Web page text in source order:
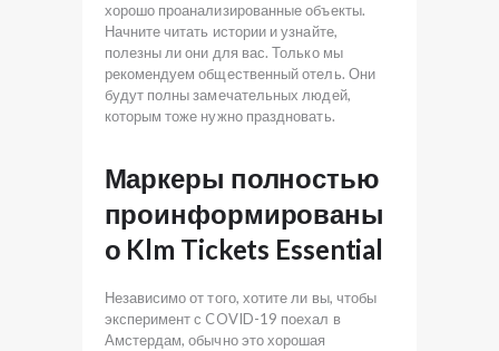
хорошо проанализированные объекты.
Начните читать истории и узнайте,
полезны ли они для вас. Только мы
рекомендуем общественный отель. Они
будут полны замечательных людей,
которым тоже нужно праздновать.
Маркеры полностью
проинформированы
о Klm Tickets Essential
Независимо от того, хотите ли вы, чтобы
эксперимент с COVID-19 поехал в
Амстердам, обычно это хорошая